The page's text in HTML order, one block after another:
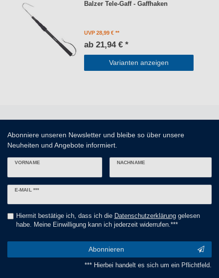
Balzer Tele-Gaff - Gaffhaken
UVP 28,99 €
ab 21,94 € *
Varianten anzeigen
Abonniere unseren Newsletter und bleibe so über unsere
Neuheiten und Angebote informiert.
VORNAME NACHNAME
E-MAIL ***
Newsletter
Hiermit bestätige ich, dass ich die Daten­schutz­erklärunggelesen
habe. Meine Einwilligung kann ich jederzeit widerrufen.***
Abonnieren
*** Hierbei handelt es sich um ein Pflichtfeld.